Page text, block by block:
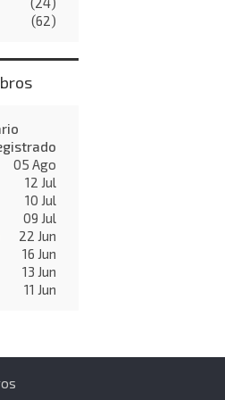
(62)
05 Ago
12 Jul
10 Jul
09 Jul
22 Jun
16 Jun
13 Jun
11 Jun